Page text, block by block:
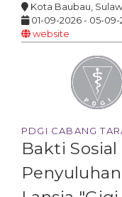
Kota Baubau,
01-09-2026 - 05-09-
website
PDGI CABANG
Bakti